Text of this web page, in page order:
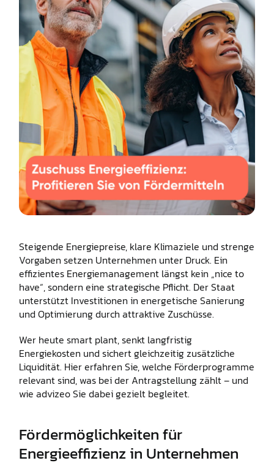
Steigende Energiepreise, klare Klimaziele und strenge
Vorgaben setzen Unternehmen unter Druck. Ein
effizientes Energiemanagement längst kein „nice to
have“, sondern eine strategische Pflicht. Der Staat
unterstützt Investitionen in energetische Sanierung
und Optimierung durch attraktive Zuschüsse.
Wer heute smart plant, senkt langfristig
Energiekosten und sichert gleichzeitig zusätzliche
Liquidität. Hier erfahren Sie, welche Förderprogramme
relevant sind, was bei der Antragstellung zählt – und
wie advizeo Sie dabei gezielt begleitet.
Fördermöglichkeiten für
Energieeffizienz in Unternehmen